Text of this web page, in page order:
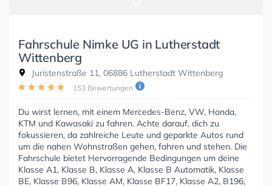
Fahrschule Nimke UG in Lutherstadt
Wittenberg
Juristenstraße 11, 06886 Lutherstadt Wittenberg
153 Bewertungen
Du wirst lernen, mit einem Mercedes-Benz, VW, Honda,
KTM und Kawasaki zu fahren. Achte darauf, dich zu
fokussieren, da zahlreiche Leute und geparkte Autos rund
um die nahen Wohnstraßen gehen, fahren und stehen. Die
Fahrschule bietet Hervorragende Bedingungen um deine
Klasse A1, Klasse B, Klasse A, Klasse B Automatik, Klasse
BE, Klasse B96, Klasse AM, Klasse BF17, Klasse A2, B196,